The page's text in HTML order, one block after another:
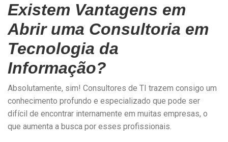
Existem Vantagens em
Abrir uma Consultoria em
Tecnologia da
Informação?
Absolutamente, sim! Consultores de TI trazem consigo um
conhecimento profundo e especializado que pode ser
difícil de encontrar internamente em muitas empresas, o
que aumenta a busca por esses profissionais.